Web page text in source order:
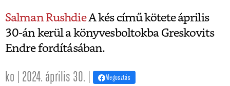
Salman RushdieA kés című kötete április
30-án kerül a könyvesboltokba Greskovits
Endre fordításában.
ko | 2024. április 30. | Megosztás